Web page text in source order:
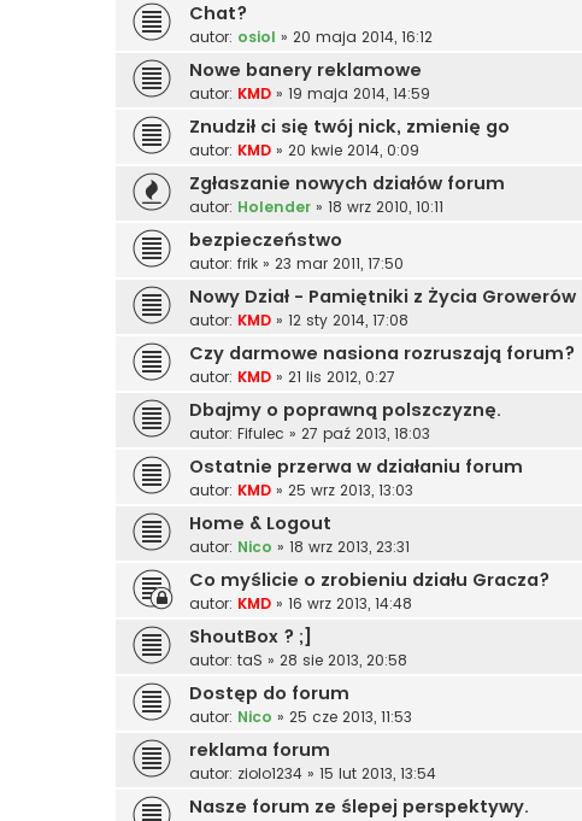
Chat?
autor: osiol » 20 maja 2014, 16:12
Nowe banery reklamowe
autor: KMD » 19 maja 2014, 14:59
Znudził ci się twój nick, zmienię go
autor: KMD » 20 kwie 2014, 0:09
Zgłaszanie nowych działów forum
autor: Holender » 18 wrz 2010, 10:11
bezpieczeństwo
autor: frik » 23 mar 2011, 17:50
Nowy Dział - Pamiętniki z Życia Growerów
autor: KMD » 12 sty 2014, 17:08
Czy darmowe nasiona rozruszają forum?
autor: KMD » 21 lis 2012, 0:27
Dbajmy o poprawną polszczyznę.
autor: Fifulec » 27 paź 2013, 18:03
Ostatnie przerwa w działaniu forum
autor: KMD » 25 wrz 2013, 13:03
Home & Logout
autor: Nico » 18 wrz 2013, 23:31
Co myślicie o zrobieniu działu Gracza?
autor: KMD » 16 wrz 2013, 14:48
ShoutBox ? ;]
autor: taS » 28 sie 2013, 20:58
Dostęp do forum
autor: Nico » 25 cze 2013, 11:53
reklama forum
autor: ziolo1234 » 15 lut 2013, 13:54
Nasze forum ze ślepej perspektywy.